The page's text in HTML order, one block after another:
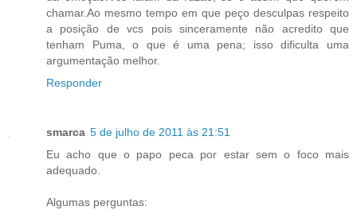
chamar.Ao mesmo tempo em que peço desculpas respeito
a posição de vcs pois sinceramente não acredito que
tenham Puma, o que é uma pena; isso dificulta uma
argumentação melhor.
Responder
smarca 5 de julho de 2011 às 21:51
Eu acho que o papo peca por estar sem o foco mais
adequado.
Algumas perguntas: